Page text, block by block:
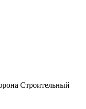
Строительный